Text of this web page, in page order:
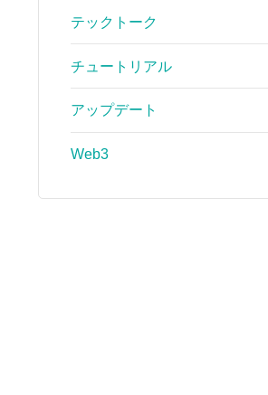
テックトーク
チュートリアル
アップデート
Web3